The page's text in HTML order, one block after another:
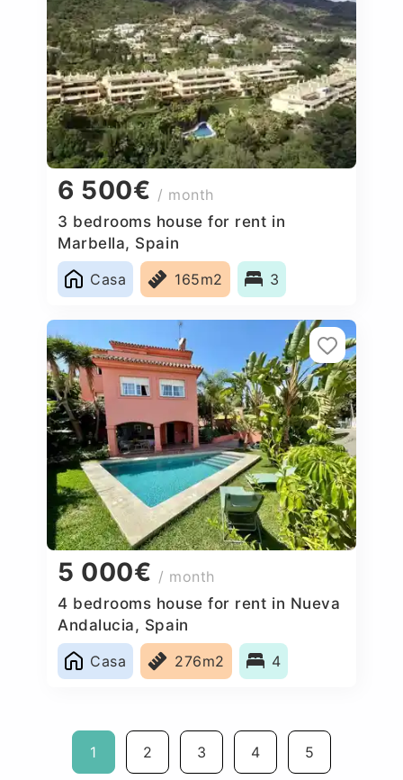
6 500€ / month
3 bedrooms house for rent in
Marbella, Spain
Casa
165m2 3
5 000€ / month
4 bedrooms house for rent in Nueva
Andalucia, Spain
Casa
276m2 4
1 2 3 4 5